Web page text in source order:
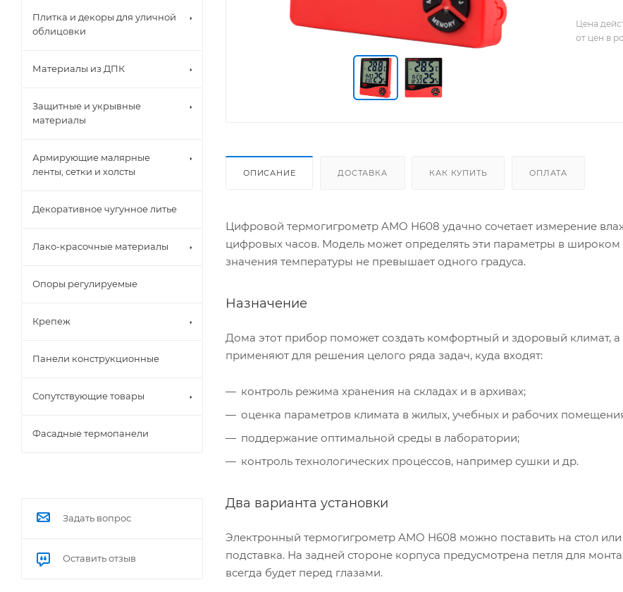
Цена
от цен в
ОПИСАНИЕ ДОСТАВКА КАК КУПИТЬ ОПЛАТА
Цифровой термогигрометр AMO H608 удачно сочетает измерение
цифровых часов. Модель может определять эти параметры в
значения температуры не превышает одного градуса.
Назначение
Дома этот прибор поможет создать комфортный и здоровый климат,
применяют для решения целого ряда задач, куда входят:
контроль режима хранения на складах и в архивах;
оценка параметров климата в жилых, учебных и рабочих
поддержание оптимальной среды в лаборатории;
контроль технологических процессов, например сушки и др.
Два варианта установки
Электронный термогигрометр AMO H608 можно поставить на стол или
подставка. На задней стороне корпуса предусмотрена петля для
всегда будет перед глазами.
Плитка и декоры для уличной
облицовки
Материалы из ДПК
Защитные и укрывные
материалы
Армирующие малярные
ленты, сетки и холсты
Декоративное чугунное литье
Лако-красочные материалы
Опоры регулируемые
Крепеж
Панели конструкционные
Сопутствующие товары
Фасадные термопанели
Задать вопрос
Оставить отзыв